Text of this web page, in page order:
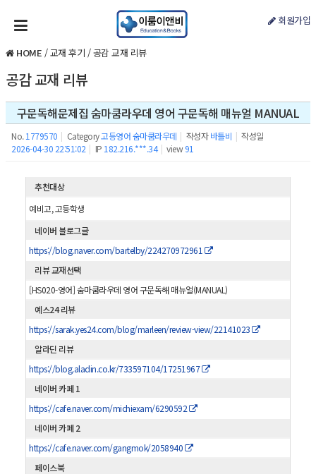
회원가입
HOME /교재 후기 /공감 교재 리뷰
공감 교재 리뷰
구문독해문제집 숨마쿰라우데 영어 구문독해 매뉴얼 MANUAL
No. 1779570 | Category고등영어 숨마쿰라우데 | 작성자 바틀비 | 작성일
2026-04-30 22:51:02 | IP 182.216.***.34 | view 91
추천대상
예비고, 고등학생
네이버 블로그글
https://blog.naver.com/bartelby/224270972961
리뷰 교재선택
[HS020-영어] 숨마쿰라우데 영어 구문독해 매뉴얼(MANUAL)
예스24 리뷰
https://sarak.yes24.com/blog/marleen/review-view/22141023
알라딘 리뷰
https://blog.aladin.co.kr/733597104/17251967
네이버 카페 1
https://cafe.naver.com/michiexam/6290592
네이버 카페 2
https://cafe.naver.com/gangmok/2058940
페이스북